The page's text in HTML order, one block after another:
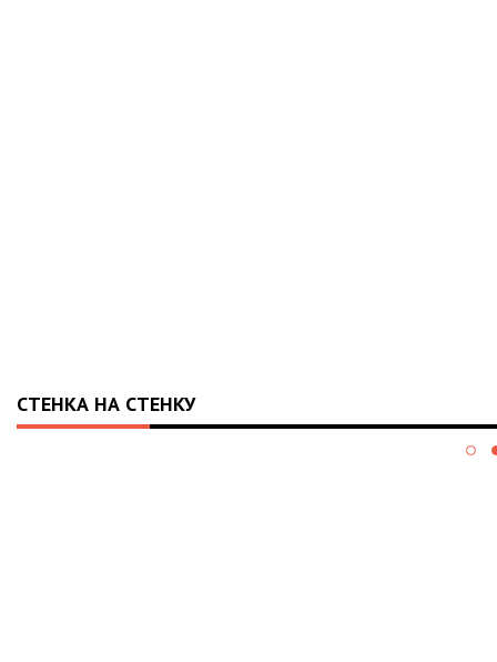
СТЕНКА НА СТЕНКУ